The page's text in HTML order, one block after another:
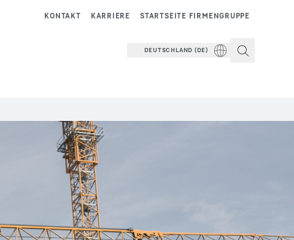
STARTSEITE FIRMENGRUPPE
KARRIERE
KONTAKT
DEUTSCHLAND (DE)